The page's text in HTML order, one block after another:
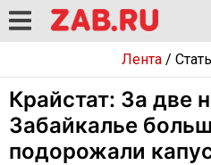
Лента/
Крайстат: За две
Забайкалье
подорожали